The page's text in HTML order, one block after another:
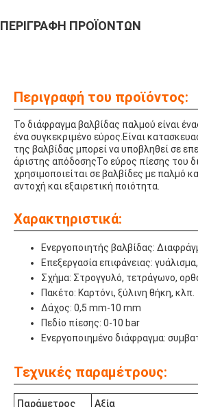
ΠΕΡΙΓΡΑΦΉ ΠΡΟΪΌΝΤΩΝ
Περιγραφή του προϊόντος:
Το διάφραγμα βαλβίδας παλμού είναι
ένα συγκεκριμένο εύρος.Είναι
της βαλβίδας μπορεί να υποβληθεί σε
άριστης απόδοσηςΤο εύρος πίεσης του
χρησιμοποιείται σε βαλβίδες με παλμό
αντοχή και εξαιρετική ποιότητα.
Χαρακτηριστικά:
Ενεργοποιητής βαλβίδας:
Επεξεργασία επιφάνειας:
Σχήμα: Στρογγυλό, τετράγωνο,
Πακέτο: Καρτόνι, ξύλινη θήκη, κλπ.
Δάχος: 0,5 mm-10 mm
Πεδίο πίεσης: 0-10 bar
Ενεργοποιημένο διάφραγμα:
Τεχνικές παραμέτρους:
Παράμετρος
Αξία